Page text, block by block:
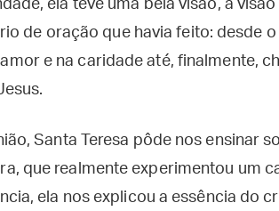
ela teve uma bela visão, a
de oração que havia feito: desde
e na caridade até, finalmente,
Santa Teresa pôde nos ensinar
que realmente experimentou um
ela nos explicou a essência do